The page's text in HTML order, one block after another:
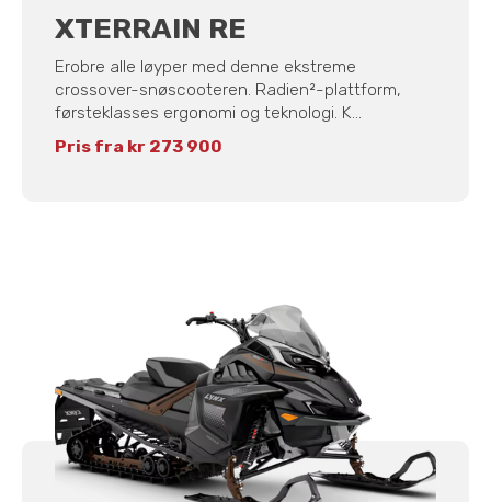
XTERRAIN RE
Erobre alle løyper med denne ekstreme
crossover-snøscooteren. Radien²-plattform,
førsteklasses ergonomi og teknologi. K...
Pris fra kr 273 900